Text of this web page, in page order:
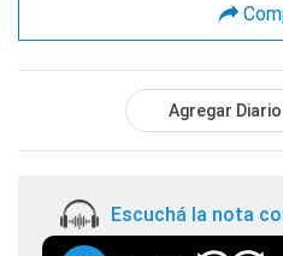
Agregar
Escuchá la nota